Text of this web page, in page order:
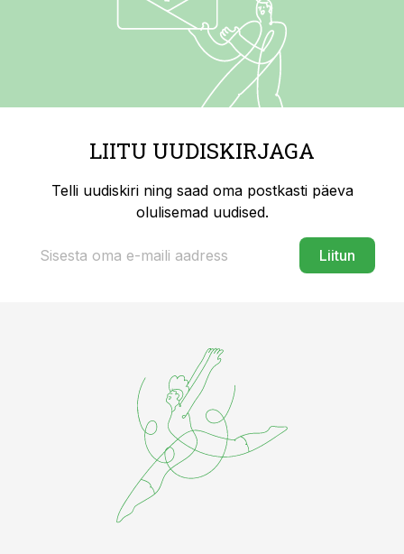
LIITU UUDISKIRJAGA
Telli uudiskiri ning saad oma postkasti päeva
olulisemad uudised.
Liitun